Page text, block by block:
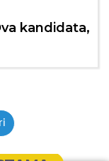
kandidata,